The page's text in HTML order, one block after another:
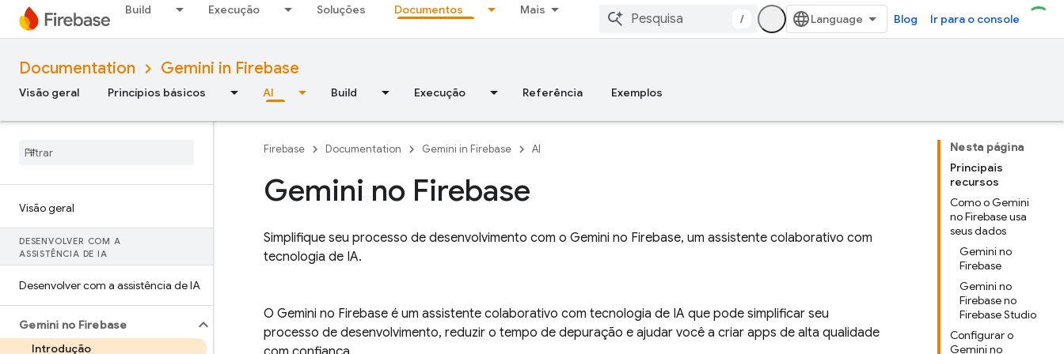
Build Execução Soluções Documentos Mais
/ Blog Ir para o console
Documentation Gemini in Firebase
Visão geral Princípios básicos AI Build Execução Referência Exemplos
Visão geral
DESENVOLVER COM A
ASSISTÊNCIA DE IA
Desenvolver com a assistência de IA
Gemini no Firebase
Introdução
Nesta página
Principais
recursos
Como o Gemini
no Firebase usa
seus dados
Gemini no
Firebase
Gemini no
Firebase no
Firebase Studio
Configurar o
Gemini no
Firebase Documentation Gemini in Firebase AI
Gemini no Firebase
Simplifique seu processo de desenvolvimento com o Gemini no Firebase, um assistente colaborativo com
tecnologia de IA.
O Gemini no Firebase é um assistente colaborativo com tecnologia de IA que pode simplificar seu
processo de desenvolvimento, reduzir o tempo de depuração e ajudar você a criar apps de alta qualidade